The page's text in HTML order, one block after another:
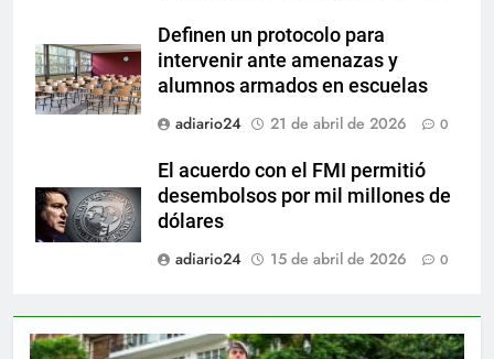
Definen un protocolo para
intervenir ante amenazas y
alumnos armados en escuelas
adiario24
21 de abril de 2026 0
El acuerdo con el FMI permitió
desembolsos por mil millones de
dólares
adiario24
15 de abril de 2026 0